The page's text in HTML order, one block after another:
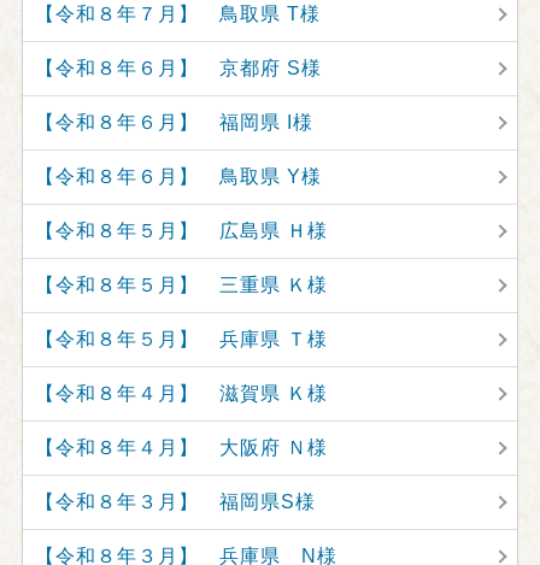
【令和８年７月】 鳥取県 T様
【令和８年６月】 京都府 S様
【令和８年６月】 福岡県 I様
【令和８年６月】 鳥取県 Y様
【令和８年５月】 広島県 Ｈ様
【令和８年５月】 三重県 Ｋ様
【令和８年５月】 兵庫県 Ｔ様
【令和８年４月】 滋賀県 Ｋ様
【令和８年４月】 大阪府 Ｎ様
【令和８年３月】 福岡県S様
【令和８年３月】 兵庫県 N様